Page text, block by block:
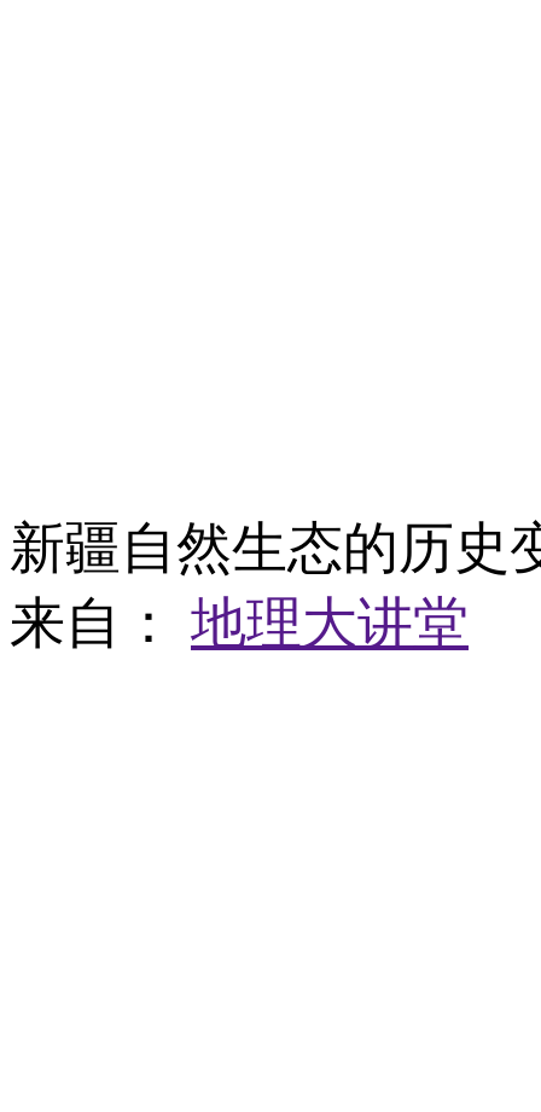
新疆自然生态的历
来自： 地理大讲堂